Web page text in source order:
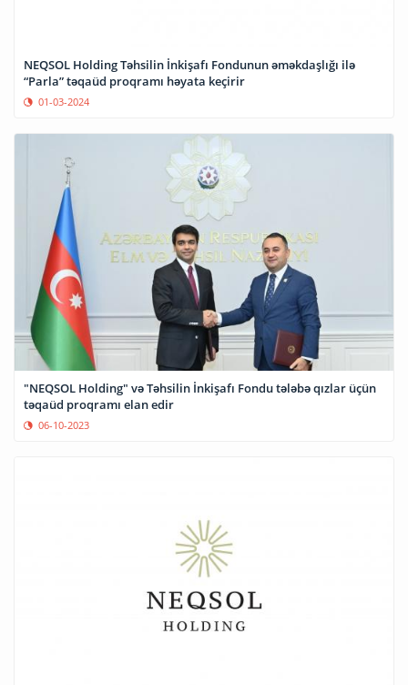
NEQSOL Holding Təhsilin İnkişafı Fondunun əməkdaşlığı ilə
“Parla” təqaüd proqramı həyata keçirir
01-03-2024
"NEQSOL Holding" və Təhsilin İnkişafı Fondu tələbə qızlar üçün
təqaüd proqramı elan edir
06-10-2023